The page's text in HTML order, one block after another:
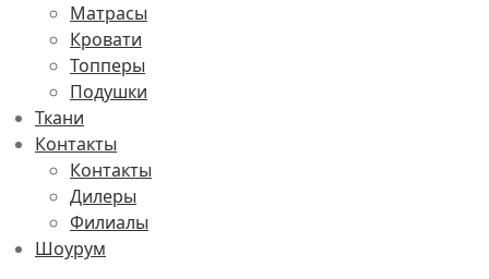
Матрасы
Кровати
Топперы
Подушки
Ткани
Контакты
Контакты
Дилеры
Филиалы
Шоурум